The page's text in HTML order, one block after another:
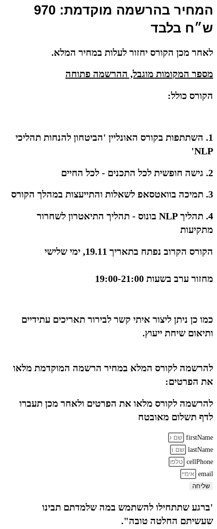
המחיר בהרשמה מוקדמת: 970
ש״ח בלבד
לאחר מכן הקורס יחזור לעלות במחיר המלא.
מספר המקומות מוגבל, ההרשמה פתוחה
הקורס כולל:
1. השתתפות בקורס האונליין 'הביטחון להנחות תהליכי
NLP'
2. גישה חופשית לכל התכנים - לכל החיים
3. תמיכה בוואטסאפ לשאלות והתייעצות במהלך הקורס
4. תהליך NLP בונוס - תהליך התיאטרון לשחרור
מתקיעות
הקורס הקרוב נפתח בתאריך 19.11, ימי שלישי
מחזור ערב בשעות 19:00-21:00
כמו כן ניתן ליצור איתי קשר לבירור תאריכים עתידיים
ותיאום שיחת ייעוץ.
להרשמה לקורס המלא במחיר הרשמה המוקדמת מלאו
את הפרטים:
להרשמה לקורס מלאו את הפרטים ולאחר מכן תעברו
לדף תשלום מאובטח
firstName
lastName
cellPhone
email
שליחה
'ברגע שתתחילו להשתמש במה שלמדתם תבינו
שעשיתם החלטה טובה".